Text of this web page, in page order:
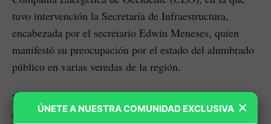
tuvo intervención la Secretaría de Infraestructura,
encabezada por el secretario Edwin Meneses, quien
manifestó su preocupación por el estado del alumbrado
público en varias veredas de la región.
El foco principal de la discusión ha sido el cambio de
tecnología en las lámparas, pasando del tradicional ×
ÚNETE A NUESTRA COMUNIDAD EXCLUSIVA